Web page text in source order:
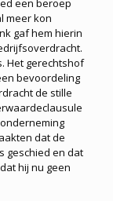
een beroep
meer kon
gaf hem hierin
Het gerechtshof
bevoordeling
de stille
dat de
geschied en dat
hij nu geen